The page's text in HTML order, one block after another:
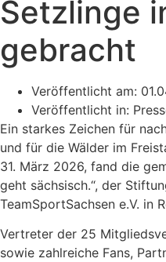
Setzlinge
gebracht
Veröffentlicht am:
Veröffentlicht in:
Ein starkes Zeichen für
und für die Wälder im
31. März 2026, fand die
geht sächsisch.“, der
TeamSportSachsen e.V. in
Vertreter der 25
sowie zahlreiche Fans,